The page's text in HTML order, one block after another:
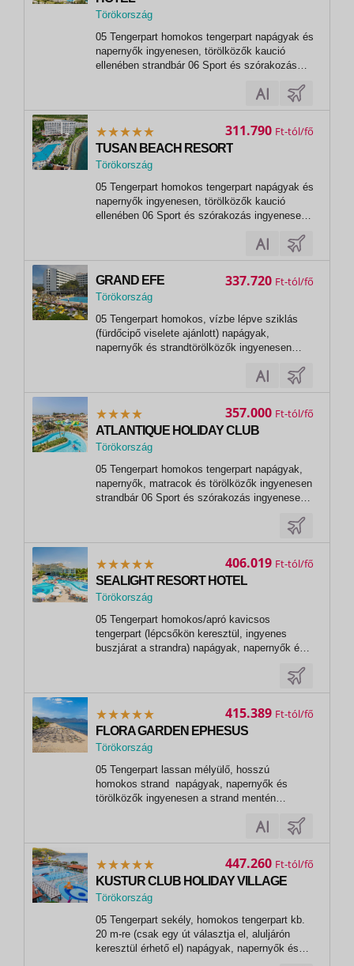
Törökország
Kusadasi
05 Tengerpart homokos tengerpart napágyak és
napernyők ingyenesen, törölközők kaució
ellenében strandbár 06 Sport és szórakozás
programok fitneszterem vízigimnasztika
vízilabda step-aerobic teniszpálya (kivilágítás
TUSAN BEACH RESORT
Törökország
Kusadasi
05 Tengerpart homokos tengerpart napágyak és
napernyők ingyenesen, törölközők kaució
ellenében 06 Sport és szórakozás ingyenesen
petanque tollaslabda asztalitenisz vízilabda
pedálos csónakok kenu kosárlabda 07 Sport és
szórakozás térítés ellenében spa- és...
311.790 Ft
GRAND EFE
Törökország
Kusadasi
05 Tengerpart homokos, vízbe lépve sziklás
(fürdőcipő viselete ajánlott) napágyak,
napernyők és strandtörölközők ingyenesen
animációs és esti programok törökfürdő
szauna fitneszterem 3 teniszpálya (kivilágítás
337.720 Ft
ATLANTIQUE HOLIDAY CLUB
Törökország
Kusadasi
05 Tengerpart homokos tengerpart napágyak,
napernyők, matracok és törölközők ingyenesen
strandbár 06 Sport és szórakozás ingyenesen
strandröplabda kosárlabda vízilabda
darts,...
357.000 Ft
SEALIGHT RESORT HOTEL
Törökország
Kusadasi
05 Tengerpart homokos/apró kavicsos
tengerpart (lépcsőkön keresztül, ingyenes
buszjárat a strandra) napágyak, napernyők és
szórakozás ingyenesen animációs programok
esti programok alkalmanként élőzene szauna
406.019 Ft
FLORA GARDEN EPHESUS
Törökország
Kusadasi
05 Tengerpart lassan mélyülő, hosszú
homokos strand napágyak, napernyők és
törölközők ingyenesen a strand mentén
szórakozás ingyenesen animációs programok
tematikus estek szauna gőzfürdő hammam
asztalitenisz...
415.389 Ft
KUSTUR CLUB HOLIDAY VILLAGE
Törökország
Kusadasi
05 Tengerpart sekély, homokos tengerpart kb.
20 m-re (csak egy út választja el, aluljárón
keresztül érhető el) napágyak, napernyők és
447.260 Ft